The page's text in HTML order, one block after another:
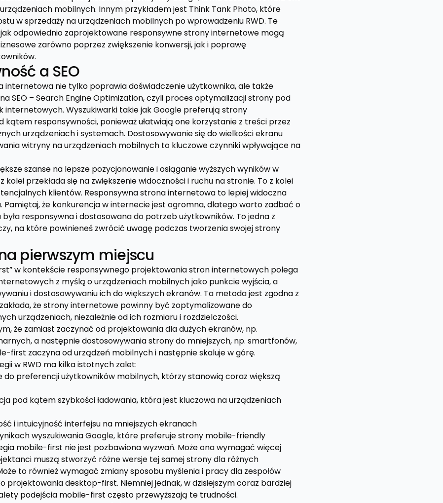
mobilnych. Innym przykładem jest Think Tank Photo, które
w sprzedaży na urządzeniach mobilnych po wprowadzeniu RWD. Te
jak odpowiednio zaprojektowane responsywne strony internetowe mogą
zarówno poprzez zwiększenie konwersji, jak i poprawę
a SEO
internetowa nie tylko poprawia doświadczenie użytkownika, ale także
SEO – Search Engine Optimization, czyli proces optymalizacji strony pod
internetowych. Wyszukiwarki takie jak Google preferują strony
kątem responsywności, ponieważ ułatwiają one korzystanie z treści przez
urządzeniach i systemach. Dostosowywanie się do wielkości ekranu
witryny na urządzeniach mobilnych to kluczowe czynniki wpływające na
szanse na lepsze pozycjonowanie i osiąganie wyższych wyników w
kolei przekłada się na zwiększenie widoczności i ruchu na stronie. To z kolei
klientów. Responsywna strona internetowa to lepiej widoczna
że konkurencja w internecie jest ogromna, dlatego warto zadbać o
responsywna i dostosowana do potrzeb użytkowników. To jedna z
na które powinieneś zwrócić uwagę podczas tworzenia swojej strony
pierwszym miejscu
w kontekście responsywnego projektowania stron internetowych polega
z myślą o urządzeniach mobilnych jako punkcie wyjścia, a
i dostosowywaniu ich do większych ekranów. Ta metoda jest zgodna z
że strony internetowe powinny być zoptymalizowane do
urządzeniach, niezależnie od ich rozmiaru i rozdzielczości.
że zamiast zaczynać od projektowania dla dużych ekranów, np.
a następnie dostosowywania strony do mniejszych, np. smartfonów,
first zaczyna od urządzeń mobilnych i następnie skaluje w górę.
w RWD ma kilka istotnych zalet:
do preferencji użytkowników mobilnych, którzy stanowią coraz większą
pod kątem szybkości ładowania, która jest kluczowa na urządzeniach
i intuicyjność interfejsu na mniejszych ekranach
wyszukiwania Google, które preferuje strony mobile-friendly
mobile-first nie jest pozbawiona wyzwań. Może ona wymagać więcej
muszą stworzyć różne wersje tej samej strony dla różnych
to również wymagać zmiany sposobu myślenia i pracy dla zespołów
projektowania desktop-first. Niemniej jednak, w dzisiejszym coraz bardziej
podejścia mobile-first często przewyższają te trudności.